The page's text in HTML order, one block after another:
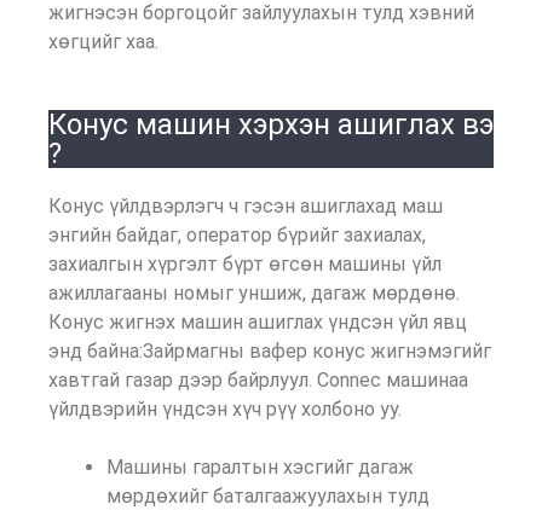
жигнэсэн боргоцойг зайлуулахын тулд хэвний
хөгцийг хаа.
Конус машин хэрхэн ашиглах вэ
?
Конус үйлдвэрлэгч ч гэсэн ашиглахад маш
энгийн байдаг, оператор бүрийг захиалах,
захиалгын хүргэлт бүрт өгсөн машины үйл
ажиллагааны номыг уншиж, дагаж мөрдөнө.
Конус жигнэх машин ашиглах үндсэн үйл явц
энд байна:Зайрмагны вафер конус жигнэмэгийг
хавтгай газар дээр байрлуул. Connec машинаа
үйлдвэрийн үндсэн хүч рүү холбоно уу.
Машины гаралтын хэсгийг дагаж
мөрдөхийг баталгаажуулахын тулд